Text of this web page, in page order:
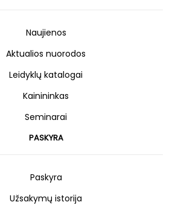
Naujienos
Aktualios nuorodos
Leidyklų katalogai
Kainininkas
Seminarai
PASKYRA
Paskyra
Užsakymų istorija